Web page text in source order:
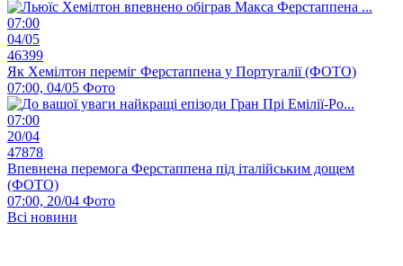
07:00
04/05
46399
Як Хемілтон переміг Ферстаппена у Португалії (ФОТО)
07:00, 04/05 Фото
07:00
20/04
47878
Впевнена перемога Ферстаппена під італійським дощем
(ФОТО)
07:00, 20/04 Фото
Всі новини